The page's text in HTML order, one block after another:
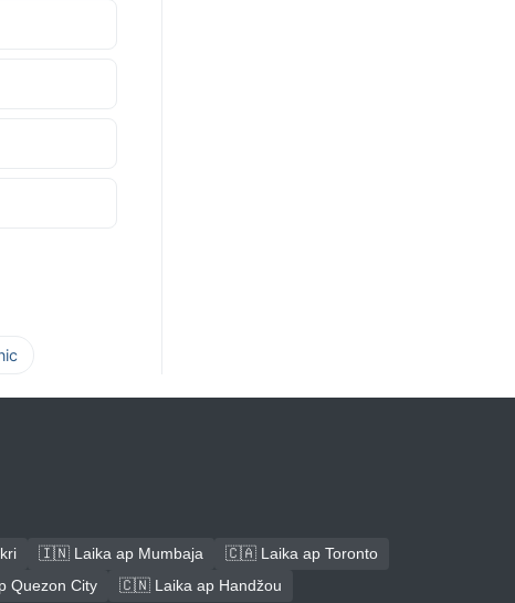
🇮🇳 Laika ap Mumbaja
🇨🇦 Laika ap Toronto
City 🇨🇳 Laika ap Handžou